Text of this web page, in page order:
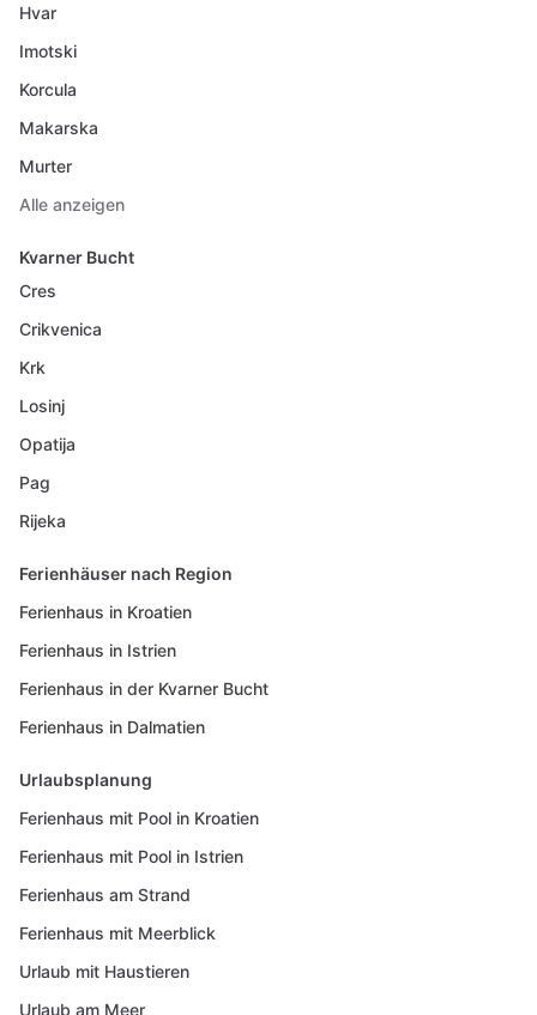
Hvar
Imotski
Korcula
Makarska
Murter
Alle anzeigen
Kvarner Bucht
Cres
Crikvenica
Krk
Losinj
Opatija
Pag
Rijeka
Ferienhäuser nach Region
Ferienhaus in Kroatien
Ferienhaus in Istrien
Ferienhaus in der Kvarner Bucht
Ferienhaus in Dalmatien
Urlaubsplanung
Ferienhaus mit Pool in Kroatien
Ferienhaus mit Pool in Istrien
Ferienhaus am Strand
Ferienhaus mit Meerblick
Urlaub mit Haustieren
Urlaub am Meer